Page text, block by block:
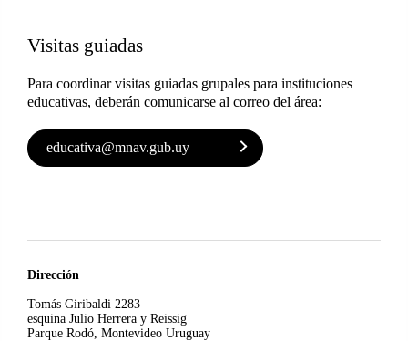
Visitas guiadas
Para coordinar visitas guiadas grupales para instituciones
educativas, deberán comunicarse al correo del área:
educativa@mnav.gub.uy
Dirección
Tomás Giribaldi 2283
esquina Julio Herrera y Reissig
Parque Rodó, Montevideo Uruguay